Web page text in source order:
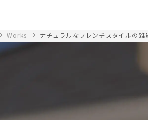
Works ナチュラルなフレンチスタイルの雑